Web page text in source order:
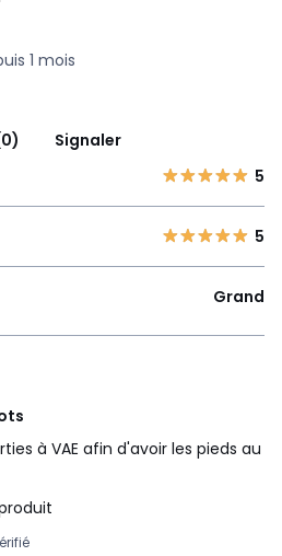
1 mois
Signaler
5
5
Grand
à VAE afin d'avoir les pieds au